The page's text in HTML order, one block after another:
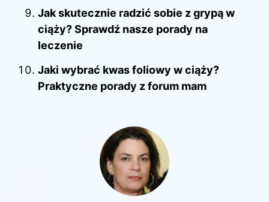
Jak skutecznie radzić sobie z grypą w
ciąży? Sprawdź nasze porady na
leczenie
Jaki wybrać kwas foliowy w ciąży?
Praktyczne porady z forum mam